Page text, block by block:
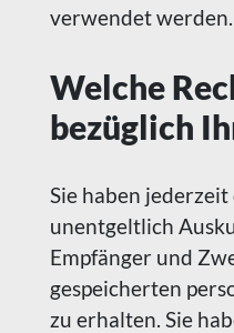
verwendet werden.
Welche
bezüglich
Sie haben jederzeit
unentgeltlich
Empfänger und
gespeicherten
zu erhalten. Sie